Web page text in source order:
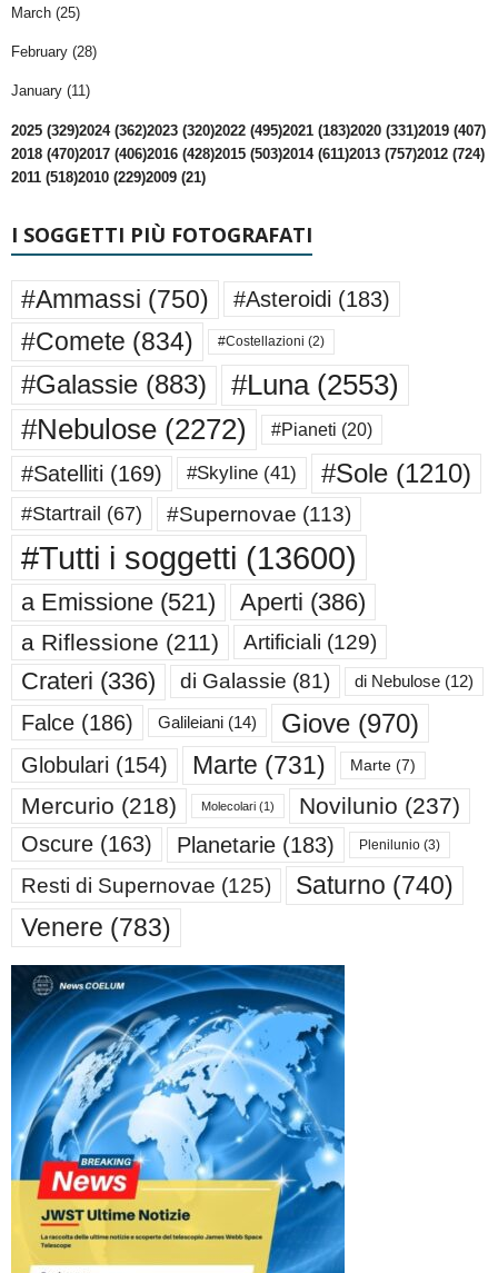
March (25)
February (28)
January (11)
2025 (329)2024 (362)2023 (320)2022 (495)2021 (183)2020 (331)2019 (407)
2018 (470)2017 (406)2016 (428)2015 (503)2014 (611)2013 (757)2012 (724)
2011 (518)2010 (229)2009 (21)
I SOGGETTI PIÙ FOTOGRAFATI
#Ammassi (750) #Asteroidi (183)
#Comete (834) #Costellazioni (2)
#Galassie (883) #Luna (2553)
#Nebulose (2272) #Pianeti (20)
#Satelliti (169) #Skyline (41) #Sole (1210)
#Startrail (67) #Supernovae (113)
#Tutti i soggetti (13600)
a Emissione (521) Aperti (386)
a Riflessione (211) Artificiali (129)
Crateri (336) di Galassie (81) di Nebulose (12)
Falce (186) Galileiani (14) Giove (970)
Globulari (154) Marte (731) Marte (7)
Mercurio (218) Molecolari (1) Novilunio (237)
Oscure (163) Planetarie (183) Plenilunio (3)
Resti di Supernovae (125) Saturno (740)
Venere (783)